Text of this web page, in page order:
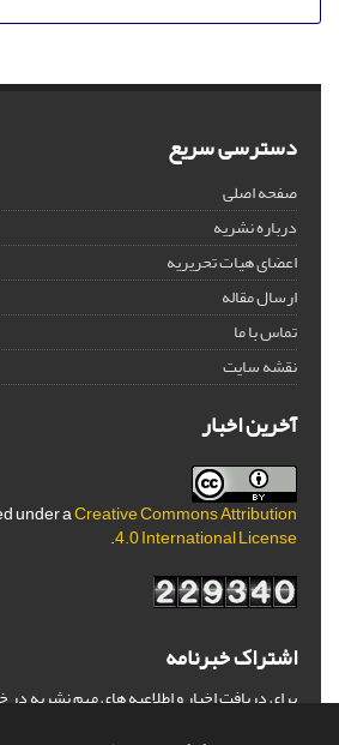
دسترسی سریع
صفحه اصلی
درباره نشریه
اعضای هیات تحریریه
ارسال مقاله
تماس با ما
نقشه سایت
آخرین اخبار
under aCreative Commons Attribution
4.0 International License
.
اشتراک خبرنامه
برای دریافت اخبار و اطلاعیه های مهم نشریه